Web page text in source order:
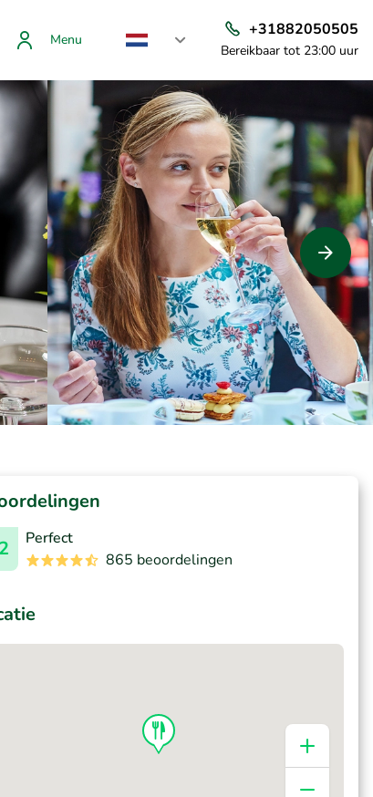
Menu
+31882050505
Bereikbaar tot 23:00 uur
Perfect
865 beoordelingen